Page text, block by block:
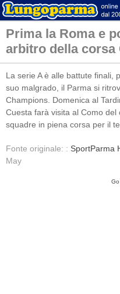
Prima la Roma e
arbitro della corsa
La serie A è alle battute finali,
suo malgrado, il Parma si
Champions. Domenica al
Cuesta farà visita al Como
squadre in piena corsa per il
Fonte originale: : SportParma
May